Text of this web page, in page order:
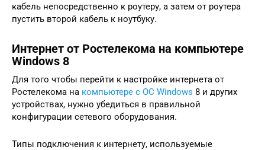
кабель непосредственно к роутеру, а затем от роутера
пустить второй кабель к ноутбуку.
Интернет от Ростелекома на компьютере
Windows 8
Для того чтобы перейти к настройке интернета от
Ростелекома на компьютере с ОС Windows 8 и других
устройствах, нужно убедиться в правильной
конфигурации сетевого оборудования.
Типы подключения к интернету, используемые